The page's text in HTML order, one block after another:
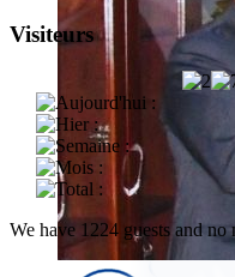
Visiteurs
We have 1224 guests and no